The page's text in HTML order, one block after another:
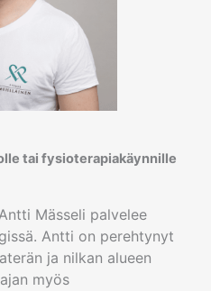
tai fysioterapiakäynnille
Mässeli palvelee
Antti on perehtynyt
ja nilkan alueen
myös